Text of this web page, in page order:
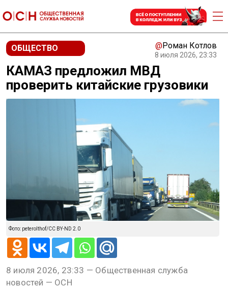
ОБЩЕСТВО @Роман Котлов
8 июля 2026, 23:33
КАМАЗ предложил МВД
проверить китайские грузовики
Фото: peterolthof/CC BY-ND 2.0
8 июля 2026, 23:33 — Общественная служба
новостей — ОСН